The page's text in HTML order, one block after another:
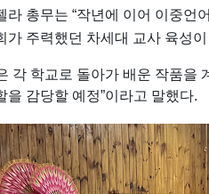
라 총무는 “작년에 이어 이중
가 주력했던 차세대 교사 육성
각 학교로 돌아가 배운 작품
을 감당할 예정”이라고 말했다.